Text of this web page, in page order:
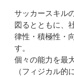
サッカースキル
図るとともに、
律性・積極性・
す。
個々の能力を最
（フィジカル